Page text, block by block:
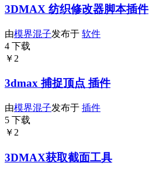
3DMAX 纺织修改器脚本插件
由模界混子发布于 软件
4 下载
￥2
3dmax 捕捉顶点 插件
由模界混子发布于 插件
5 下载
￥2
3DMAX获取截面工具